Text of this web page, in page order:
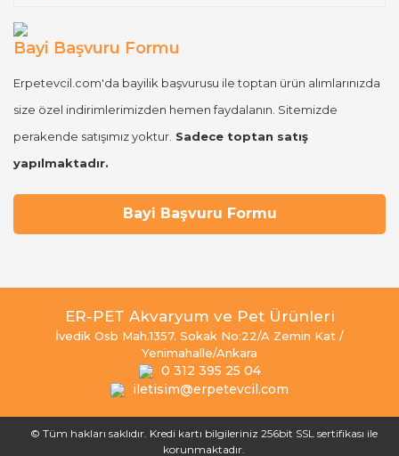
Bayi Başvuru Formu
Erpetevcil.com'da bayilik başvurusu ile toptan ürün alımlarınızda
size özel indirimlerimizden hemen faydalanın. Sitemizde
perakende satışımız yoktur. Sadece toptan satış
yapılmaktadır.
Bayi Başvuru Formu
ER-PET Akvaryum ve Pet Ürünleri
İvedik Osb Mah.1357. Sokak No:22/A Zemin Kat /
Yenimahalle/Ankara
0 312 395 25 04
iletisim@erpetevcil.com
© Tüm hakları saklıdır. Kredi kartı bilgileriniz 256bit SSL sertifikası ile
korunmaktadır.